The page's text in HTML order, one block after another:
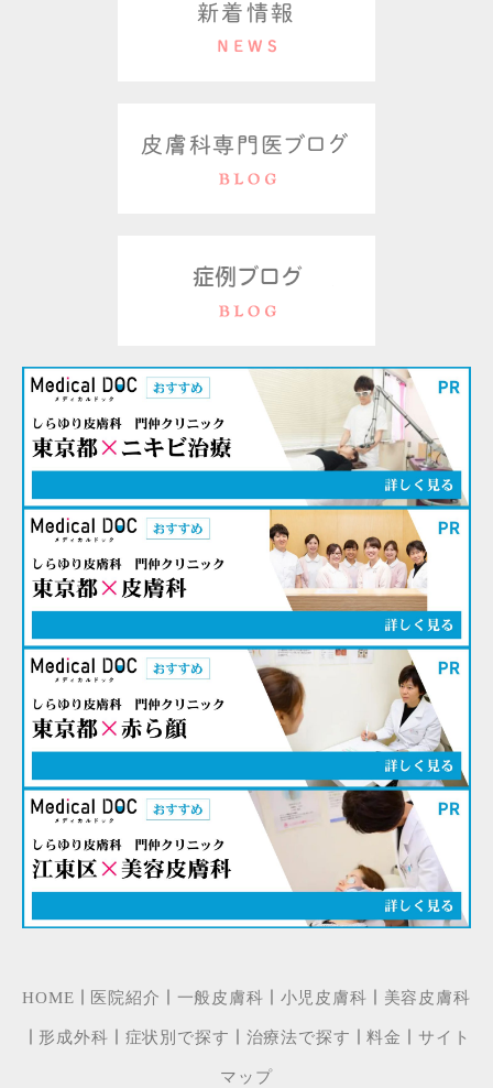
HOME 医院紹介 一般皮膚科 小児皮膚科 美容皮膚科
形成外科 症状別で探す 治療法で探す ｜料金 サイト
マップ